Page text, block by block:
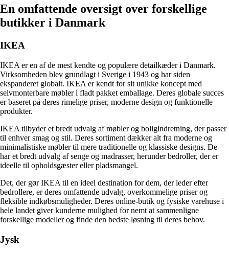
En omfattende oversigt over forskellige
butikker i Danmark
IKEA
IKEA er en af ​​de mest kendte og populære detailkæder i Danmark.
Virksomheden blev grundlagt i Sverige i 1943 og har siden
ekspanderet globalt. IKEA er kendt for sit unikke koncept med
selvmonterbare møbler i fladt pakket emballage. Deres globale succes
er baseret på deres rimelige priser, moderne design og funktionelle
produkter.
IKEA tilbyder et bredt udvalg af møbler og boligindretning, der passer
til enhver smag og stil. Deres sortiment dækker alt fra moderne og
minimalistiske møbler til mere traditionelle og klassiske designs. De
har et bredt udvalg af senge og madrasser, herunder bedroller, der er
ideelle til opholdsgæster eller pladsmangel.
Det, der gør IKEA til en ideel destination for dem, der leder efter
bedrollere, er deres omfattende udvalg, overkommelige priser og
fleksible indkøbsmuligheder. Deres online-butik og fysiske varehuse i
hele landet giver kunderne mulighed for nemt at sammenligne
forskellige modeller og finde den bedste løsning til deres behov.
Jysk